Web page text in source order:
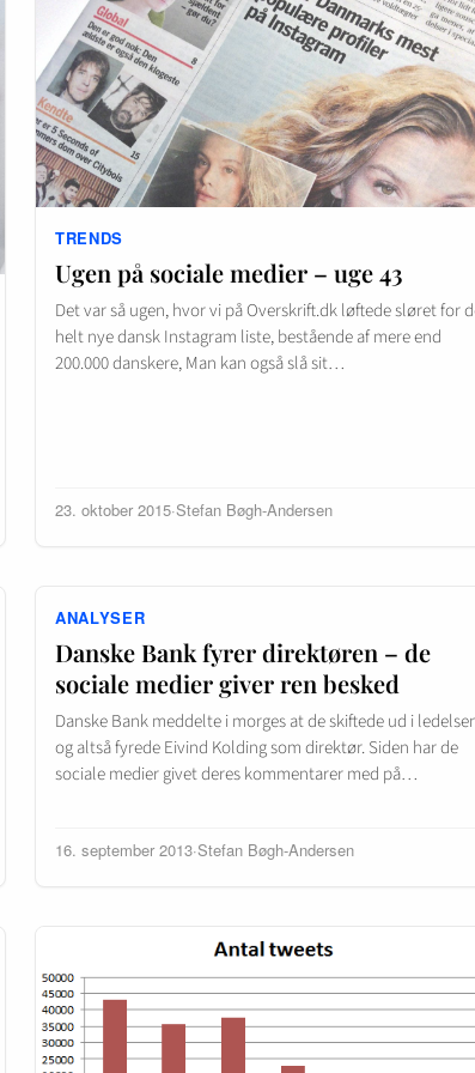
TRENDS
Ugen på sociale medier – uge 43
Det var så ugen, hvor vi på Overskrift.dk løftede sløret for
helt nye dansk Instagram liste, bestående af mere end
200.000 danskere, Man kan også slå sit…
23. oktober 2015·Stefan Bøgh-Andersen
ANALYSER
Danske Bank fyrer direktøren – de
sociale medier giver ren besked
Danske Bank meddelte i morges at de skiftede ud i
og altså fyrede Eivind Kolding som direktør. Siden har de
sociale medier givet deres kommentarer med på…
16. september 2013·Stefan Bøgh-Andersen